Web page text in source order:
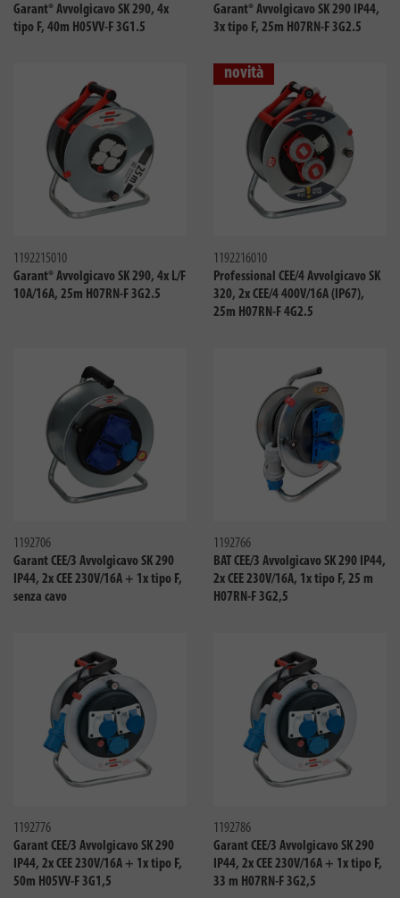
Garant® Avvolgicavo SK 290, 4x
tipo F, 40m H05VV-F 3G1.5
Garant® Avvolgicavo SK 290 IP44,
3x tipo F, 25m H07RN-F 3G2.5
1192215010
Garant® Avvolgicavo SK 290, 4x L/F
10A/16A, 25m H07RN-F 3G2.5
novità
1192216010
Professional CEE/4 Avvolgicavo SK
320, 2x CEE/4 400V/16A (IP67),
25m H07RN-F 4G2.5
1192706
Garant CEE/3 Avvolgicavo SK 290
IP44, 2x CEE 230V/16A + 1x tipo F,
senza cavo
1192766
BAT CEE/3 Avvolgicavo SK 290 IP44,
2x CEE 230V/16A, 1x tipo F, 25 m
H07RN-F 3G2,5
1192776
Garant CEE/3 Avvolgicavo SK 290
IP44, 2x CEE 230V/16A + 1x tipo F,
50m H05VV-F 3G1,5
1192786
Garant CEE/3 Avvolgicavo SK 290
IP44, 2x CEE 230V/16A + 1x tipo F,
33 m H07RN-F 3G2,5